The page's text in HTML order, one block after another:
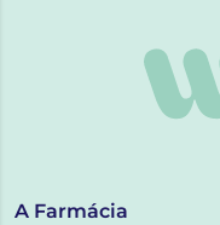
A Farmácia